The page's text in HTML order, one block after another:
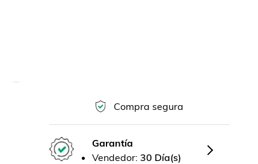
Compra segura
Garantía
Vendedor: 30 Día(s)